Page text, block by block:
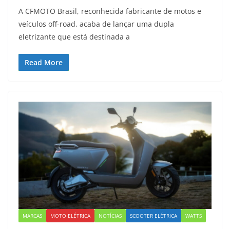
A CFMOTO Brasil, reconhecida fabricante de motos e
veículos off-road, acaba de lançar uma dupla
eletrizante que está destinada a
Read More
MARCAS MOTO ELÉTRICA NOTÍCIAS SCOOTER ELÉTRICA WATTS